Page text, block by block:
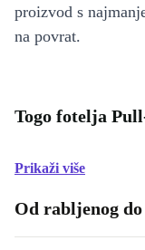
proizvod s
na povrat.
Togo fotelja
Prikaži više
Od rabljenog